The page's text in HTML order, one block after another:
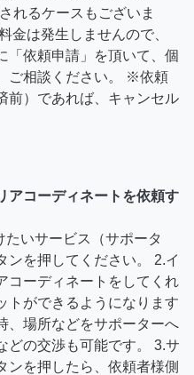
れるケースもございま
金は発生しませんので、
「依頼申請」を頂いて、個
ご相談ください。 ※依頼
前）であれば、キャンセル
アコーディネートを依頼す
いサービス（サポータ
ンを押してください。 2.イ
コーディネートをしてくれ
トができるようになります
、場所などをサポーターへ
どの交渉も可能です。 3.サ
ンを押したら、依頼者様側